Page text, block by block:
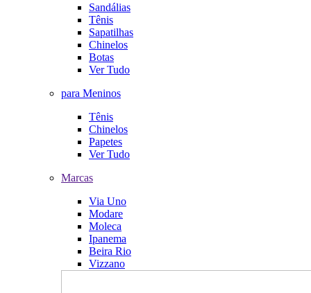
Sandálias
Tênis
Sapatilhas
Chinelos
Botas
Ver Tudo
para Meninos
Tênis
Chinelos
Papetes
Ver Tudo
Marcas
Via Uno
Modare
Moleca
Ipanema
Beira Rio
Vizzano